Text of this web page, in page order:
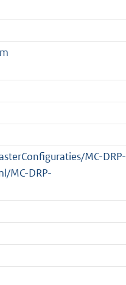
MC-DRP-
MC-DRP-